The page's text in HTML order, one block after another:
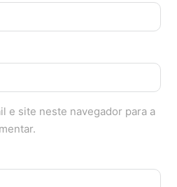
e site neste navegador para a